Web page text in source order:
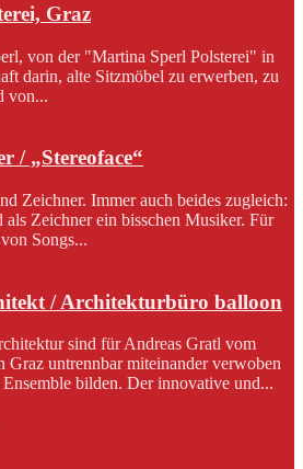
Graz
von der "Martina Sperl Polsterei" in
darin, alte Sitzmöbel zu erwerben, zu
von...
/ „Stereoface“
Zeichner. Immer auch beides zugleich:
Zeichner ein bisschen Musiker. Für
Songs...
/ Architekturbüro balloon
sind für Andreas Gratl vom
untrennbar miteinander verwoben
bilden. Der innovative und...